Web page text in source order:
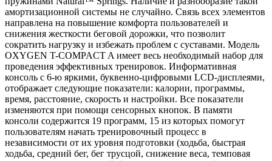
амортизационной системы не случайно. Связь всех элементов
направлена на повышение комфорта пользователей и
снижения жесткости беговой дорожки, что позволит
сократить нагрузку и избежать проблем с суставами. Модель
OXYGEN T-COMPACT A имеет весь необходимый набор для
проведения эффективных тренировок. Информативная
консоль с 6-ю яркими, буквенно-цифровыми LCD-дисплеями,
отображает следующие показатели: калории, программы,
время, расстояние, скорость и настройки. Все показатели
изменяются при помощи сенсорных кнопок. В памяти
консоли содержится 19 программ, 15 из которых помогут
пользователям начать тренировочный процесс в
независимости от их уровня подготовки (ходьба, быстрая
ходьба, средний бег, бег трусцой, снижение веса, темповая